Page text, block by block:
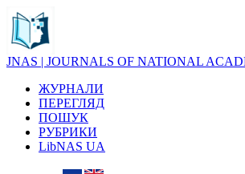
JNAS | JOURNALS OF NATIONAL
ЖУРНАЛИ
ПЕРЕГЛЯД
ПОШУК
РУБРИКИ
LibNAS UA